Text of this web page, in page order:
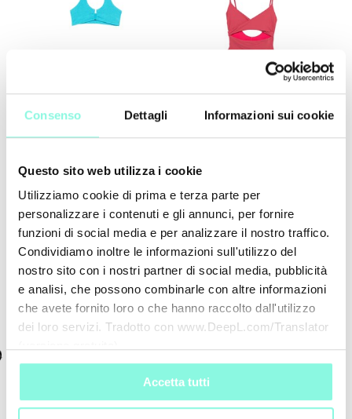
Consenso Dettagli Informazioni sui cookie
Questo sito web utilizza i cookie
Utilizziamo cookie di prima e terza parte per
personalizzare i contenuti e gli annunci, per fornire
funzioni di social media e per analizzare il nostro traffico.
Condividiamo inoltre le informazioni sull'utilizzo del
nostro sito con i nostri partner di social media, pubblicità
e analisi, che possono combinarle con altre informazioni
che avete fornito loro o che hanno raccolto dall'utilizzo
dei loro servizi. Tradotto con www.DeepL.com/Translator
Accetta tutti
Nazione
SHIPPING TO
CONFIRM EDIT
Bikini
€ 195,00 -25% € 146,00
Costume intero
€ 190,00 -25% € 142,00